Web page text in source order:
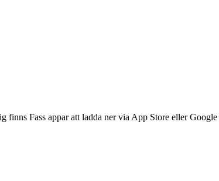
finns Fass appar att ladda ner via App Store eller Google